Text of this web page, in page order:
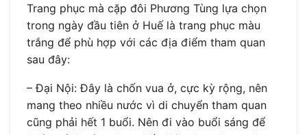
Trang phục mà cặp đôi Phương Tùng lựa chọn
trong ngày đầu tiên ở Huế là trang phục màu
trắng để phù hợp với các địa điểm tham quan
sau đây:
– Đại Nội: Đây là chốn vua ở, cực kỳ rộng, nên
mang theo nhiều nước vì di chuyển tham quan
cũng phải hết 1 buổi. Nên đi vào buổi sáng để